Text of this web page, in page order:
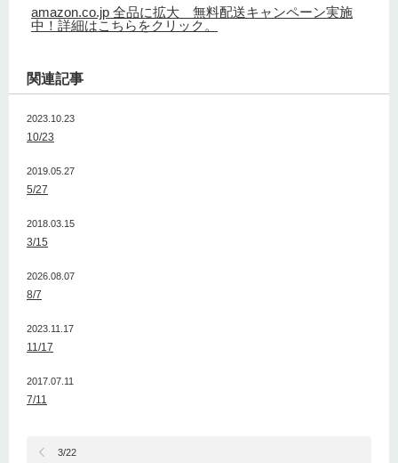
amazon.co.jp 全品に拡大 無料配送キャンペーン実施
中！詳細はこちらをクリック。
関連記事
2023.10.23
10/23
2019.05.27
5/27
2018.03.15
3/15
2026.08.07
8/7
2023.11.17
11/17
2017.07.11
7/11
3/22